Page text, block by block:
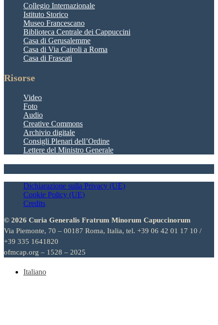
Collegio Internazionale
Istituto Storico
Museo Francescano
Biblioteca Centrale dei Cappuccini
Casa di Gerusalemme
Casa di Via Cairoli a Roma
Casa di Frascati
Risorse
Video
Foto
Audio
Creative Commons
Archivio digitale
Consigli Plenari dell’Ordine
Lettere del Ministro Generale
Dichiarazione sulla Privacy (UE)
Cookie Policy (UE)
Credits
© 2026 Curia Generalis Fratrum Minorum Capuccinorum
Via Piemonte, 70 – 00187 Roma, Italia, tel. +39 06 42 01 17 10 /
+39 335 1641820
ofmcap.org – 1528 – 2025
Italiano